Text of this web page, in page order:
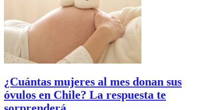
¿Cuántas mujeres al mes donan sus
óvulos en Chile? La respuesta te